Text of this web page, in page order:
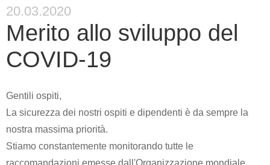
20.03.2020
Merito allo sviluppo del
COVID-19
Gentili ospiti,
La sicurezza dei nostri ospiti e dipendenti è da sempre la
nostra massima priorità.
Stiamo constantemente monitorando tutte le
raccomandazioni emesse dall'Organizzazione mondiale